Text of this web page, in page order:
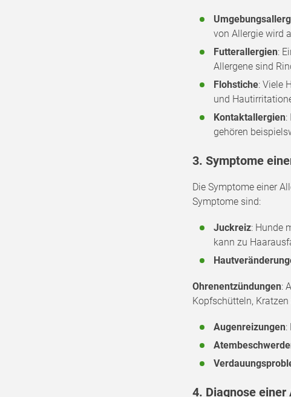
von Allergie wird
Futterallergien:
Allergene sind
Flohstiche: Viele
und
Kontaktallergien:
gehören
3. Symptome
Die Symptome einer
Symptome sind:
Juckreiz: Hunde
kann zu
Ohrenentzündungen:
Kopfschütteln,
Augenreizungen:
4. Diagnose